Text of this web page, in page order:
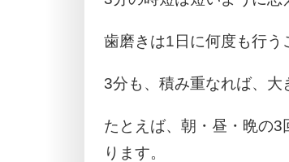
歯磨きは1日に何度も行う
3分も、積み重なれば、大
たとえば、朝・昼・晩の
ります。